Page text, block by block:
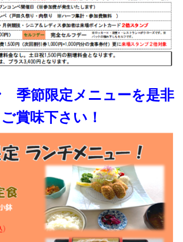
季節限定メニューを是非
ご賞味下さい！